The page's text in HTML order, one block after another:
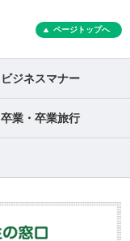
ページトップへ
ビジネスマナー
卒業・卒業旅行